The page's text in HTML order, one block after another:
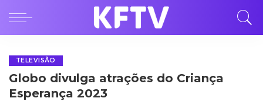
TELEVISÃO
Globo divulga atrações do Criança
Esperança 2023